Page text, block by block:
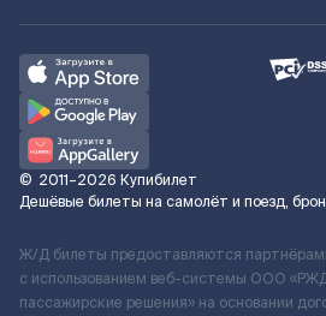
© 2011–2026 Купибилет
Дешёвые билеты на самолёт и поезд,
Ж/Д билеты предоставляются
с использованием веб-системы ООО
пассажирские решения» на основании